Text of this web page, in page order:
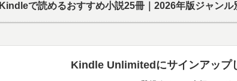
Kindleで読めるおすすめ小説25冊｜2026年版ジャンル
Kindle Unlimitedにサインアップ